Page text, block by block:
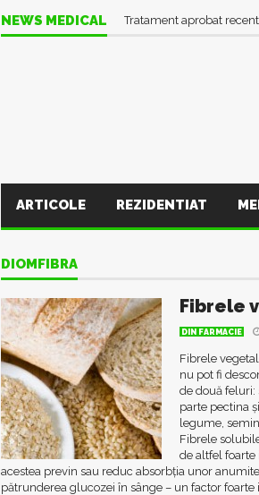
NEWS MEDICAL Tratament aprobat
ARTICOLE REZIDENTIAT
DIOMFIBRA
Fibrele
DIN FARMACIE
Fibrele
nu pot fi
de două
parte pectina
legume,
Fibrele
de altfel
acestea previn sau reduc absorbția unor
pătrunderea glucozei în sânge – un factor